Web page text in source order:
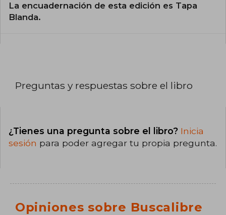
La encuadernación de esta edición es Tapa
Blanda.
Preguntas y respuestas sobre el libro
¿Tienes una pregunta sobre el libro? Inicia
sesión para poder agregar tu propia pregunta.
Opiniones sobre Buscalibre